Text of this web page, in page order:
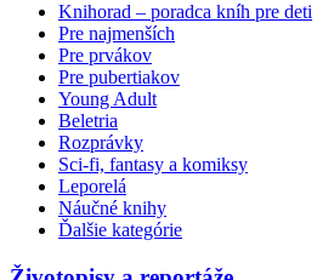
Knihorad – poradca kníh pre deti
Pre najmenších
Pre prvákov
Pre pubertiakov
Young Adult
Beletria
Rozprávky
Sci-fi, fantasy a komiksy
Leporelá
Náučné knihy
Ďalšie kategórie